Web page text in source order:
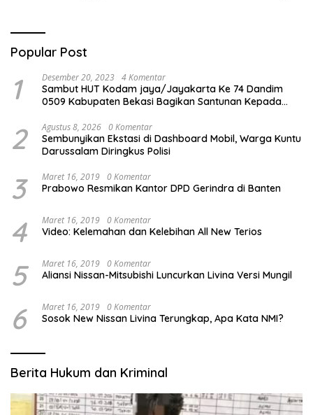
Popular Post
1 Desember 20, 2023 4 Komentar
Sambut HUT Kodam jaya/Jayakarta Ke 74 Dandim
0509 Kabupaten Bekasi Bagikan Santunan Kepada
2 Agustus 8, 2026 0 Komentar
Sembunyikan Ekstasi di Dashboard Mobil, Warga Kuntu
Darussalam Diringkus Polisi
3 Maret 16, 2019 0 Komentar
Prabowo Resmikan Kantor DPD Gerindra di Banten
4 Maret 16, 2019 0 Komentar
Video: Kelemahan dan Kelebihan All New Terios
5 Maret 16, 2019 0 Komentar
Aliansi Nissan-Mitsubishi Luncurkan Livina Versi Mungil
6 Maret 16, 2019 0 Komentar
Sosok New Nissan Livina Terungkap, Apa Kata NMI?
Berita Hukum dan Kriminal